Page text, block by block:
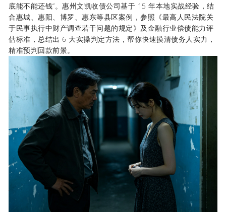
底能不能还钱”。惠州文凯收债公司基于 15 年本地实战经验，结
合惠城、惠阳、博罗、惠东等县区案例，参照《最高人民法院关
于民事执行中财产调查若干问题的规定》及金融行业偿债能力评
估标准，总结出 6 大实操判定方法，帮你快速摸清债务人实力，
精准预判回款前景。